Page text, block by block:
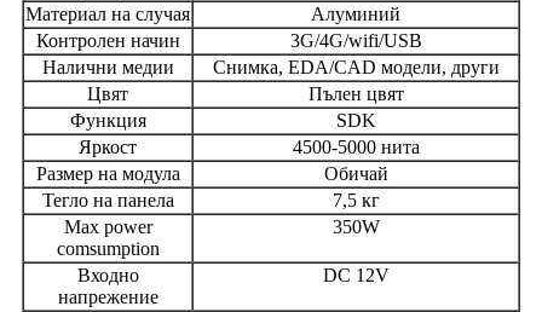
Материал на случая
Алуминий
Контролен начин
3G/4G/wifi/USB
Налични медии
Снимка, EDA/CAD модели, други
Цвят
Пълен цвят
Функция
SDK
Яркост
4500-5000 нита
Размер на модула
Обичай
Тегло на панела
7,5 кг
Max power
comsumption
350W
Входно
напрежение
DC 12V